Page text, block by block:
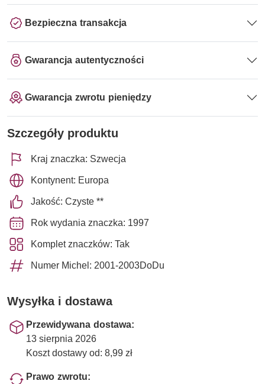
Bezpieczna transakcja
Gwarancja autentyczności
Gwarancja zwrotu pieniędzy
Szczegóły produktu
Kraj znaczka: Szwecja
Kontynent: Europa
Jakość: Czyste **
Rok wydania znaczka: 1997
Komplet znaczków: Tak
Numer Michel: 2001-2003DoDu
Wysyłka i dostawa
Przewidywana dostawa:
13 sierpnia 2026
Koszt dostawy od: 8,99 zł
Prawo zwrotu: